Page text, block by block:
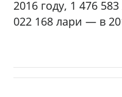
2016 году, 1 476
022 168 лари — в